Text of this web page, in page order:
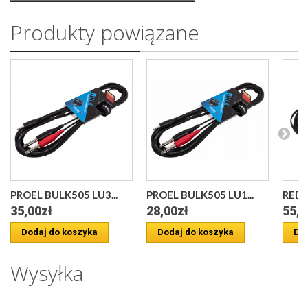
Produkty powiązane
PROEL BULK505 LU3...
35,00zł
Dodaj do koszyka
PROEL BULK505 LU1...
28,00zł
Dodaj do koszyka
Wysyłka